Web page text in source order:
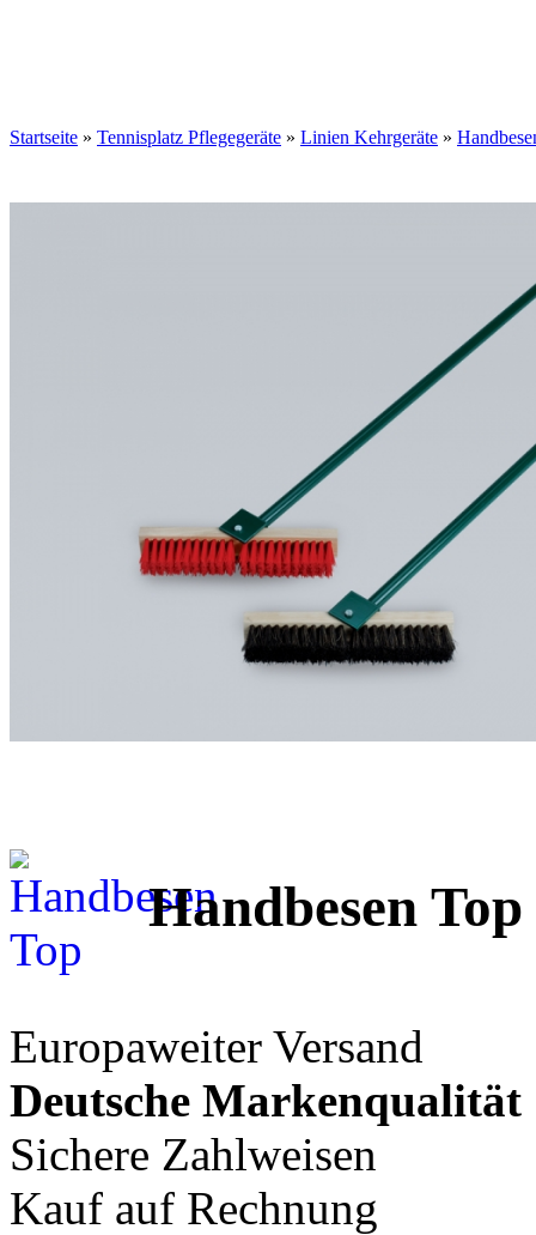
Startseite » Tennisplatz Pflegegeräte » Linien Kehrgeräte »
Handbesen Top
Europaweiter Versand
Deutsche Markenqualität
Sichere Zahlweisen
Kauf auf Rechnung